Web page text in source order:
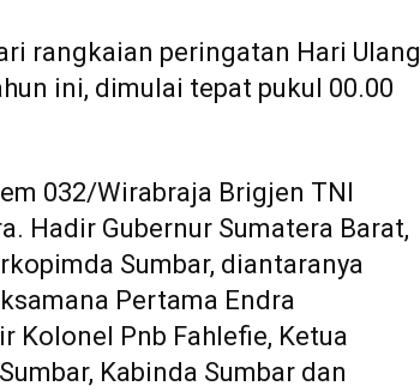
rangkaian peringatan Hari Ulang
ini, dimulai tepat pukul 00.00
032/Wirabraja Brigjen TNI
Hadir Gubernur Sumatera Barat,
Sumbar, diantaranya
Pertama Endra
Kolonel Pnb Fahlefie, Ketua
Kabinda Sumbar dan